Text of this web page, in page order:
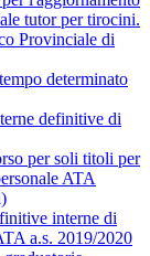
tutor per tirocini.
Provinciale di
determinato
definitive di
per soli titoli per
ATA
interne di
a.s. 2019/2020